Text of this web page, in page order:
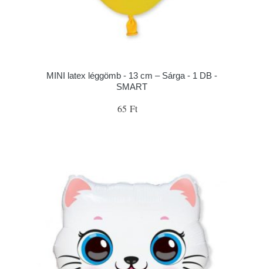
MINI latex léggömb - 13 cm – Sárga - 1 DB -
SMART
65 Ft